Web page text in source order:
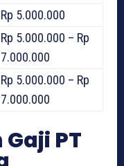
Rp 5.000.000
Rp 5.000.000 – Rp
7.000.000
Rp 5.000.000 – Rp
7.000.000
PT